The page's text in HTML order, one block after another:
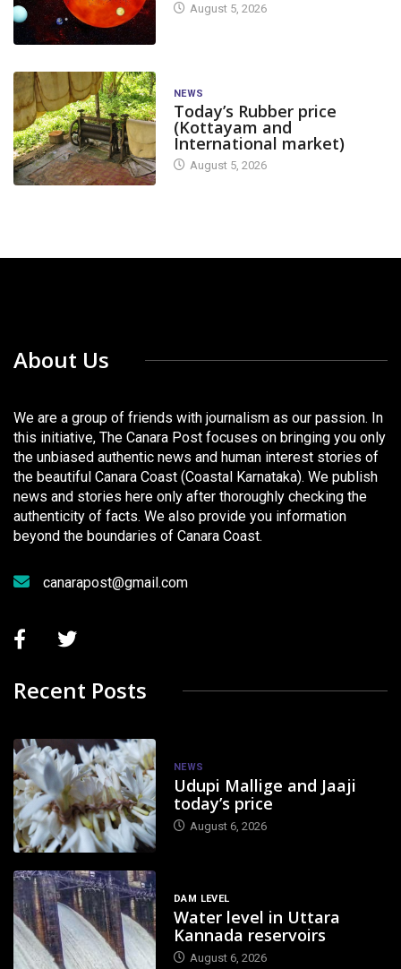
August 5, 2026
NEWS
Today’s Rubber price
(Kottayam and
International market)
August 5, 2026
About Us
We are a group of friends with journalism as our passion. In
this initiative, The Canara Post focuses on bringing you only
the unbiased authentic news and human interest stories of
the beautiful Canara Coast (Coastal Karnataka). We publish
news and stories here only after thoroughly checking the
authenticity of facts. We also provide you information
beyond the boundaries of Canara Coast.
canarapost@gmail.com
Recent Posts
NEWS
Udupi Mallige and Jaaji
today’s price
August 6, 2026
DAM LEVEL
Water level in Uttara
Kannada reservoirs
August 6, 2026